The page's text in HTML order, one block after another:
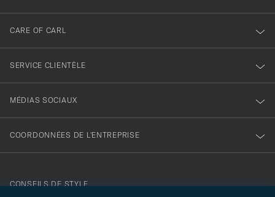
CARE OF CARL
SERVICE CLIENTÈLE
MÉDIAS SOCIAUX
COORDONNÉES DE L'ENTREPRISE
CONSEILS DE STYLE